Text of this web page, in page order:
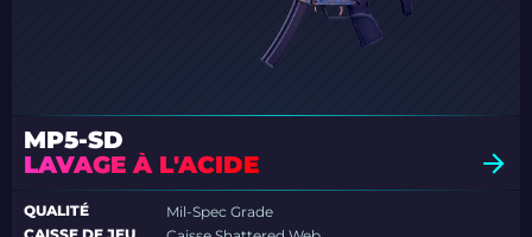
MP5-SD
LAVAGE À L'ACIDE
QUALITÉ
Mil-Spec Grade